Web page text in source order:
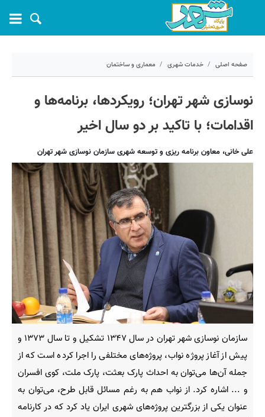
صفحه اصلی خدمات شهری معماری و ساختمان
کد مطلب:
نوسازی شهر تهران؛ رویکردها، برنامه‌ها و
اقدامات؛ با تاکید بر دو سال اخیر
علی خانی، معاون برنامه ریزی و توسعه شهری سازمان نوسازی شهر تهران
سازمان نوسازی شهر تهران در سال ۱۳۴۷ تشکیل و تا سال ۱۳۷۳ و
پیش از آغاز پروژه نواب، پروژه‌های مختلفی را اجرا کرده است که از
جمله آن‌ها می‌توان به احداث پارک بعثت، پارک ملت، کوی افسران
و ... اشاره کرد. از نواب هم به‌ رغم مسائل قابل طرح، می‌توان به
عنوان یکی از بزرگترین پروژه‌های شهری ایران یاد کرد که در کارنامه